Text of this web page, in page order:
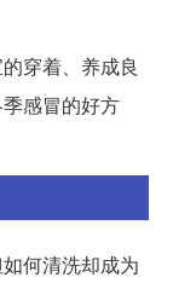
穿着、养成良
感冒的好方
何清洗却成为